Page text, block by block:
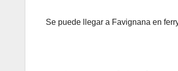
Se puede llegar a Favignana en